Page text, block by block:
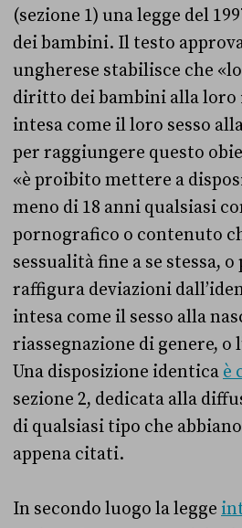
(sezione 1) una legge del
dei bambini. Il testo
ungherese stabilisce che
diritto dei bambini alla loro
intesa come il loro sesso
per raggiungere questo
«è proibito mettere a
meno di 18 anni qualsiasi
pornografico o contenuto
sessualità fine a se stessa,
raffigura deviazioni
intesa come il sesso alla
riassegnazione di genere, o
Una disposizione identica è
sezione 2, dedicata alla
di qualsiasi tipo che
appena citati.
In secondo luogo la legge